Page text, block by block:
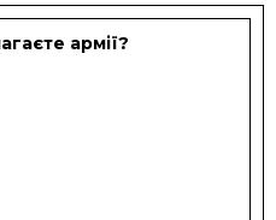
армії?